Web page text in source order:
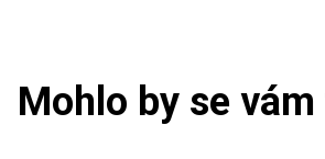
Mohlo by se